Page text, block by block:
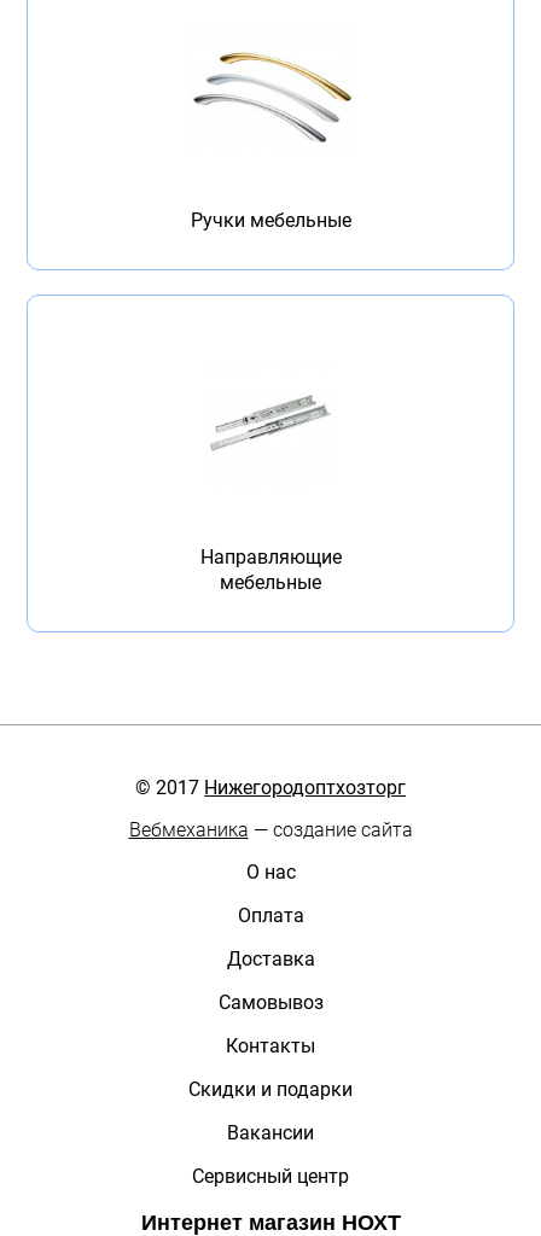
Ручки мебельные
Направляющие
мебельные
© 2017 Нижегородоптхозторг
Вебмеханика — создание сайта
О нас
Оплата
Доставка
Самовывоз
Контакты
Скидки и подарки
Вакансии
Сервисный центр
Интернет магазин НОХТ